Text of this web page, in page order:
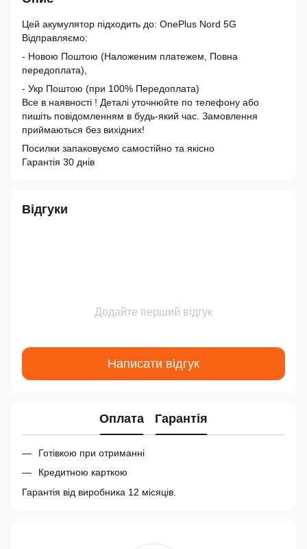
Цей акумулятор підходить до: OnePlus Nord 5G
Відправляємо:
- Новою Поштою (Наложеним платежем, Повна
передоплата),
- Укр Поштою (при 100% Передоплата)
Все в наявності ! Деталі уточнюйте по телефону або
пишіть повідомленням в будь-який час. Замовлення
приймаються без вихідних!
Посилки запаковуємо самостійно та якісно
Гарантія 30 днів
Відгуки
Додайте перший відгук
Написати відгук
Оплата Гарантія
Готівкою при отриманні
Кредитною карткою
Гарантія від виробника 12 місяців.